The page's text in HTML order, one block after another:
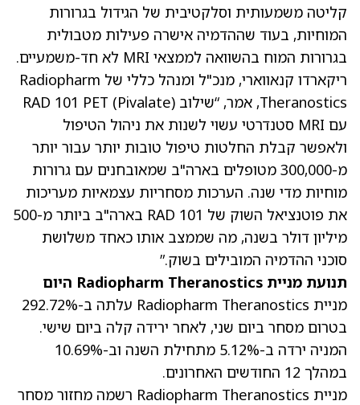
קליטה משמעותית וסלקטיבית של הגידול בגרורות
המוחיות, בעוד שההדמיה אישרה פעילות מטבולית
בגרורות המוח בהשוואה לממצאי MRI לא חד-משמעיים.
ריקארדו קנאווארי, מנכ"ל ומנהל כללי של Radiopharm
Theranostics, אמר, “שילוב RAD 101 PET (Pivalate)
עם MRI סטנדרטי עשוי לשנות את ניהול הטיפול
ולאפשר קבלת החלטות טיפול טובות יותר עבור יותר
מ-300,000 מטופלים בארה"ב שמאובחנים עם גרורות
מוחיות מדי שנה. הערכות מסחריות עצמאיות מעריכות
את פוטנציאל השוק של RAD 101 בארה"ב ביותר מ-500
מיליון דולר בשנה, מה שממצב אותו כאחד משלושת
סוכני ההדמיה המובילים בשוק.”
תנועת מניית Radiopharm Theranostics היום
מניית Radiopharm Theranostics עלתה ב-292.72%
בטרום מסחר ביום שני, לאחר ירידה קלה ביום שישי.
המניה ירדה ב-5.12% מתחילת השנה וב-10.69%
במהלך 12 החודשים האחרונים.
מניית Radiopharm Theranostics רשמה מחזור מסחר